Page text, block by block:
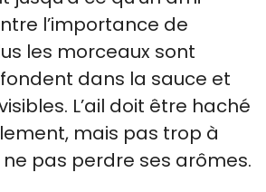
l’importance de
les morceaux sont
dans la sauce et
L’ail doit être haché
mais pas trop à
ne pas perdre ses arômes.